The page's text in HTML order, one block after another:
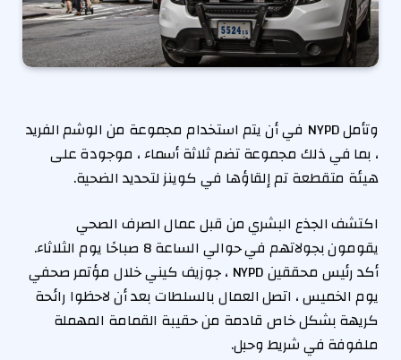
وتأمل NYPD في أن يتم استخدام مجموعة من الوشم الفريد
، بما في ذلك مجموعة تضم ثلاثة أسماء ، موجودة على
هيئة متقطعة تم إلقاؤها في كوينز لتحديد الضحية.
اكتشف الجذع البشري من قبل عمال الصرف الصحي
يقومون بجولاتهم في حوالي الساعة 8 صباحًا يوم الثلاثاء.
أكد رئيس محققين NYPD ، جوزيف كيني خلال مؤتمر صحفي
يوم الخميس ، اتصل العمال بالسلطات بعد أن لاحظوا رائحة
كريهة بشكل خاص قادمة من حقيبة القمامة المهملة
ملفوفة في شريط وحبل.